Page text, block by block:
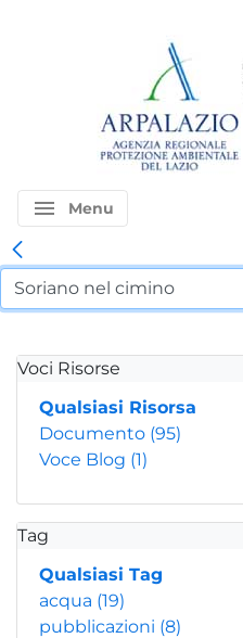
menu Menu
Voci Risorse
Qualsiasi Risorsa
Documento (95)
Voce Blog (1)
Tag
Qualsiasi Tag
acqua (19)
pubblicazioni (8)